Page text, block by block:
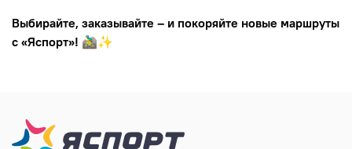
Выбирайте, заказывайте – и покоряйте новые маршруты
с «Яспорт»! 🚵‍♂️✨